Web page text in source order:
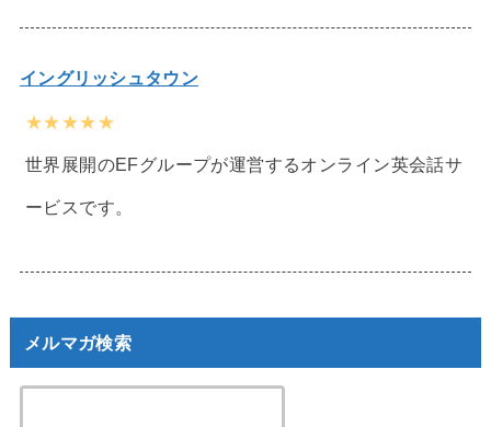
イングリッシュタウン
★★★★★
世界展開のEFグループが運営するオンライン英会話サ
ービスです。
メルマガ検索